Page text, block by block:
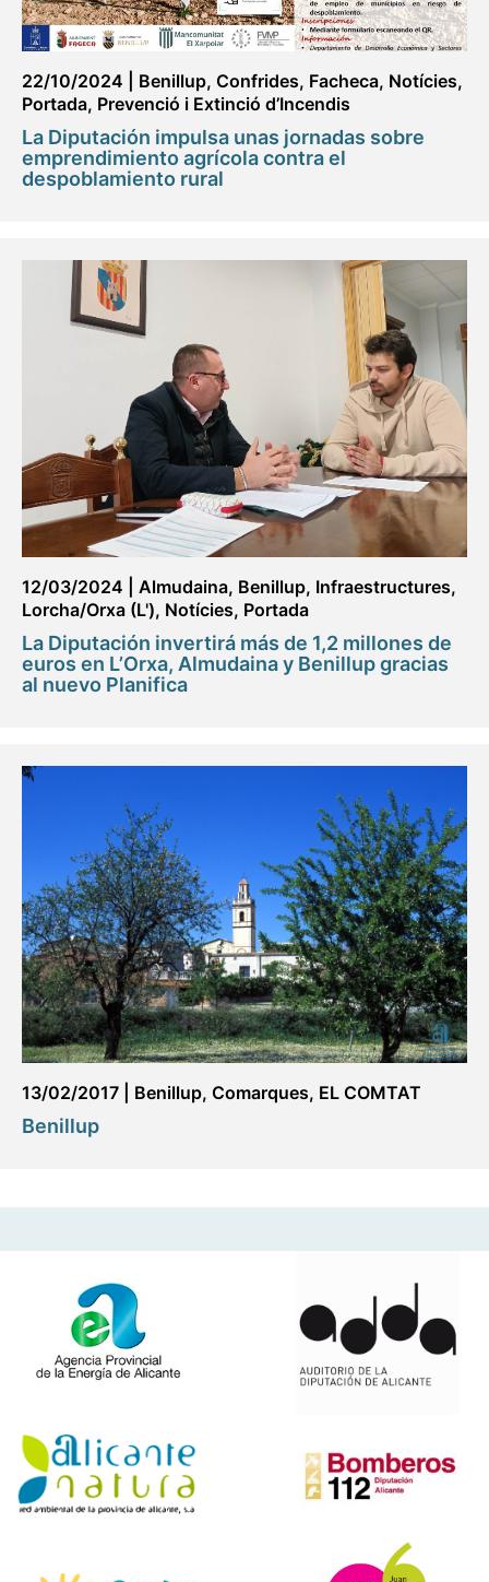
22/10/2024 Benillup, Confrides, Facheca, Notícies,
Portada, Prevenció i Extinció d’Incendis
La Diputación impulsa unas jornadas sobre
emprendimiento agrícola contra el
despoblamiento rural
12/03/2024 Almudaina, Benillup, Infraestructures,
Lorcha/Orxa (L'), Notícies, Portada
La Diputación invertirá más de 1,2 millones de
euros en L’Orxa, Almudaina y Benillup gracias
al nuevo Planifica
13/02/2017 Benillup, Comarques, EL COMTAT
Benillup